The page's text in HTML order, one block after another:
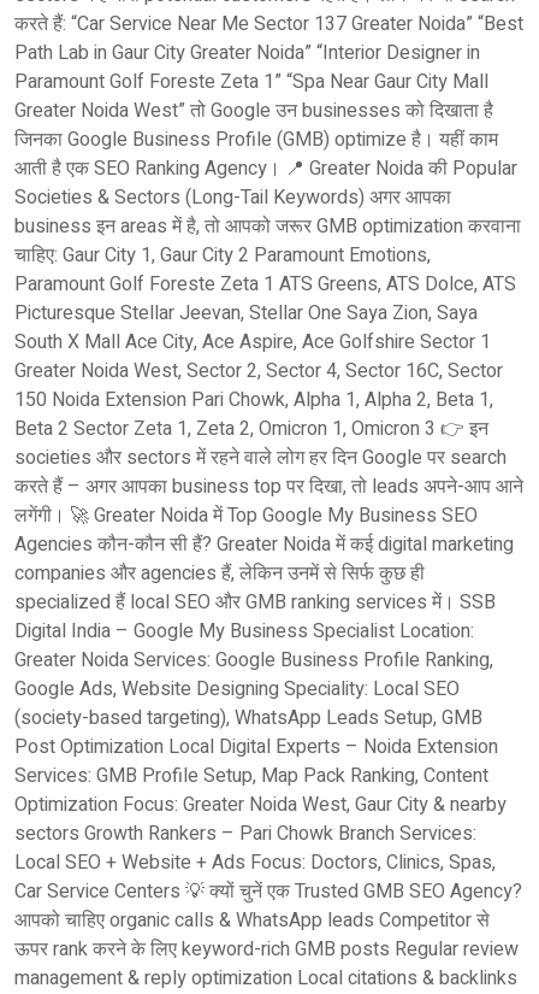
करते हैं: “Car Service Near Me Sector 137 Greater Noida” “Best
Path Lab in Gaur City Greater Noida” “Interior Designer in
Paramount Golf Foreste Zeta 1” “Spa Near Gaur City Mall
Greater Noida West” तो Google उन businesses को दिखाता है
जिनका Google Business Profile (GMB) optimize है। यहीं काम
आती है एक SEO Ranking Agency। 📍 Greater Noida की Popular
Societies & Sectors (Long-Tail Keywords) अगर आपका
business इन areas में है, तो आपको जरूर GMB optimization करवाना
चाहिए: Gaur City 1, Gaur City 2 Paramount Emotions,
Paramount Golf Foreste Zeta 1 ATS Greens, ATS Dolce, ATS
Picturesque Stellar Jeevan, Stellar One Saya Zion, Saya
South X Mall Ace City, Ace Aspire, Ace Golfshire Sector 1
Greater Noida West, Sector 2, Sector 4, Sector 16C, Sector
150 Noida Extension Pari Chowk, Alpha 1, Alpha 2, Beta 1,
Beta 2 Sector Zeta 1, Zeta 2, Omicron 1, Omicron 3 👉 इन
societies और sectors में रहने वाले लोग हर दिन Google पर search
करते हैं – अगर आपका business top पर दिखा, तो leads अपने-आप आने
लगेंगी। 🚀 Greater Noida में Top Google My Business SEO
Agencies कौन-कौन सी हैं? Greater Noida में कई digital marketing
companies और agencies हैं, लेकिन उनमें से सिर्फ कुछ ही
specialized हैं local SEO और GMB ranking services में। SSB
Digital India – Google My Business Specialist Location:
Greater Noida Services: Google Business Profile Ranking,
Google Ads, Website Designing Speciality: Local SEO
(society-based targeting), WhatsApp Leads Setup, GMB
Post Optimization Local Digital Experts – Noida Extension
Services: GMB Profile Setup, Map Pack Ranking, Content
Optimization Focus: Greater Noida West, Gaur City & nearby
sectors Growth Rankers – Pari Chowk Branch Services:
Local SEO + Website + Ads Focus: Doctors, Clinics, Spas,
Car Service Centers 💡 क्यों चुनें एक Trusted GMB SEO Agency?
आपको चाहिए organic calls & WhatsApp leads Competitor से
ऊपर rank करने के लिए keyword-rich GMB posts Regular review
management & reply optimization Local citations & backlinks